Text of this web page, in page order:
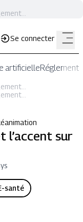
Se connecter
artificielle
l’accent sur
santé